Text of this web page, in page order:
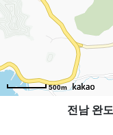
500m
전남 완